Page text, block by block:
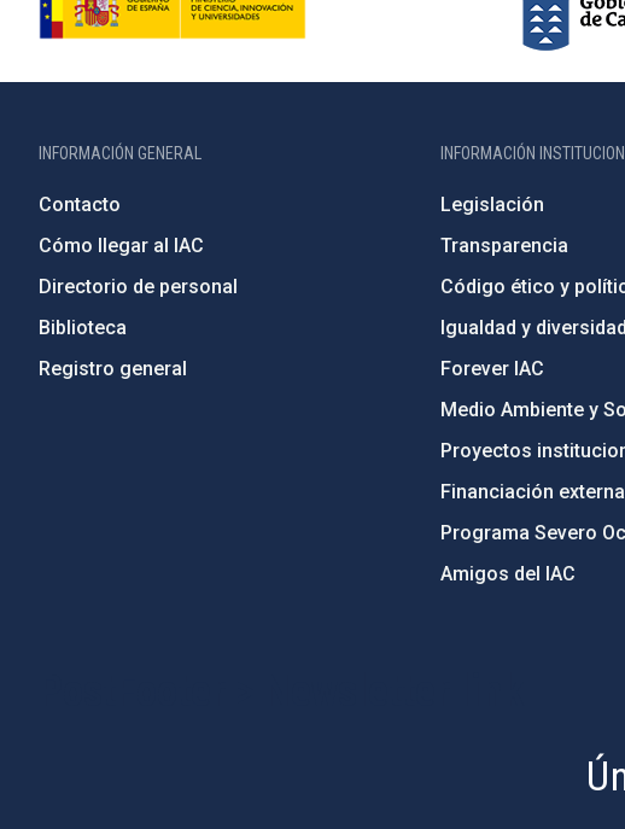
INFORMACIÓN GENERAL
Contacto
Cómo llegar al IAC
Directorio de personal
Biblioteca
Registro general
INFORMACIÓN
Legislación
Transparencia
Código ético y
Igualdad y
Forever IAC
Medio Ambiente y
Proyectos
Financiación externa
Programa Severo
Amigos del IAC